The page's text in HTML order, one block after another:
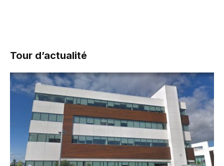
Tour d’actualité